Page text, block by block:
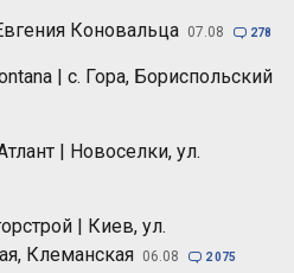
Коновальца 07.08  278
| с. Гора, Бориспольский
| Новоселки, ул.
| Киев, ул.
Клеманская 06.08  2 075